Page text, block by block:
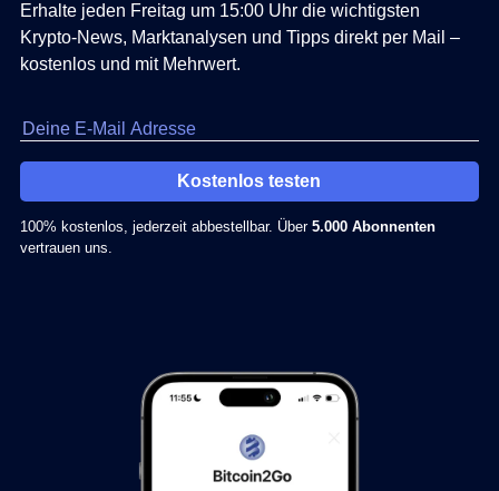
Erhalte jeden Freitag um 15:00 Uhr die wichtigsten
Krypto-News, Marktanalysen und Tipps direkt per Mail –
kostenlos und mit Mehrwert.
Kostenlos testen
100% kostenlos, jederzeit abbestellbar. Über 5.000 Abonnenten
vertrauen uns.